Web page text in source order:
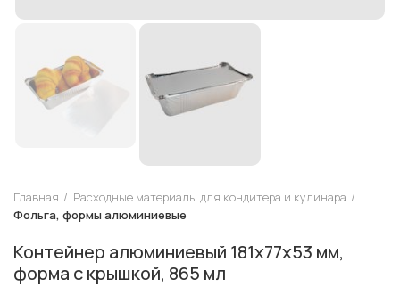
Главная
Расходные материалы для кондитера и кулинара
Фольга, формы алюминиевые
Контейнер алюминиевый 181х77х53 мм,
форма с крышкой, 865 мл